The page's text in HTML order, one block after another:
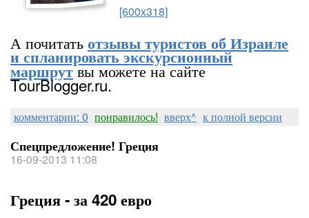
[600x318]
А почитатьотзывы туристов об Израиле
и спланировать экскурсионный
маршрутвы можете на сайте
TourBlogger.ru.
комментарии: 0 понравилось! вверх^ к полной версии
Спецпредложение! Греция
16-09-2013 11:08
Греция - за 420 евро